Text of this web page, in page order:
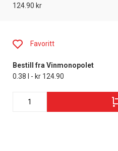
124.90 kr
Favoritt
Bestill fra Vinmonopolet
0.38 l - kr 124.90